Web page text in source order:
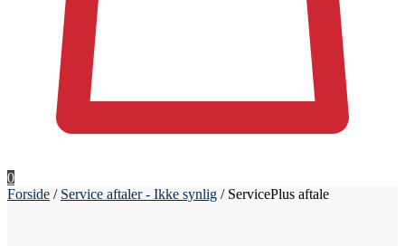
0
Forside / Service aftaler - Ikke synlig / ServicePlus aftale